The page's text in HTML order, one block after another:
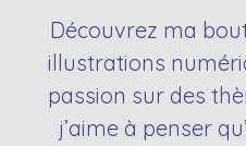
Découvrez ma
illustrations
passion sur des
j’aime à penser